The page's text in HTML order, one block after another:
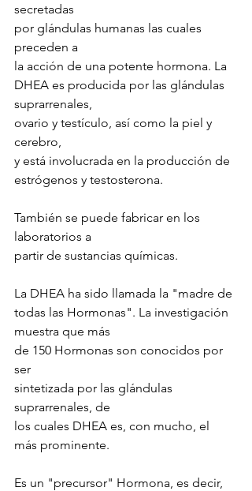
secretadas
por glándulas humanas las cuales
preceden a
la acción de una potente hormona. La
DHEA es producida por las glándulas
suprarrenales,
ovario y testículo, así como la piel y
cerebro,
y está involucrada en la producción de
estrógenos y testosterona.
También se puede fabricar en los
laboratorios a
partir de sustancias químicas.
La DHEA ha sido llamada la "madre de
todas las Hormonas". La investigación
muestra que más
de 150 Hormonas son conocidos por
ser
sintetizada por las glándulas
suprarrenales, de
los cuales DHEA es, con mucho, el
más prominente.
Es un "precursor" Hormona, es decir,